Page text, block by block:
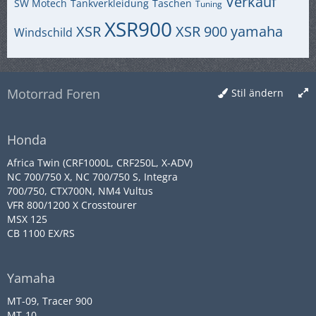
SW Motech Tankverkleidung Taschen Tuning
Windschild XSRXSR900 XSR 900yamaha
Stil ändern
Motorrad Foren
Honda
Africa Twin (CRF1000L, CRF250L, X-ADV)
NC 700/750 X, NC 700/750 S, Integra
700/750, CTX700N, NM4 Vultus
VFR 800/1200 X Crosstourer
MSX 125
CB 1100 EX/RS
Yamaha
MT-09, Tracer 900